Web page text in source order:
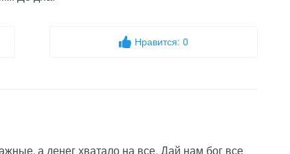
Нравится: 0
а денег хватало на все. Дай нам бог все